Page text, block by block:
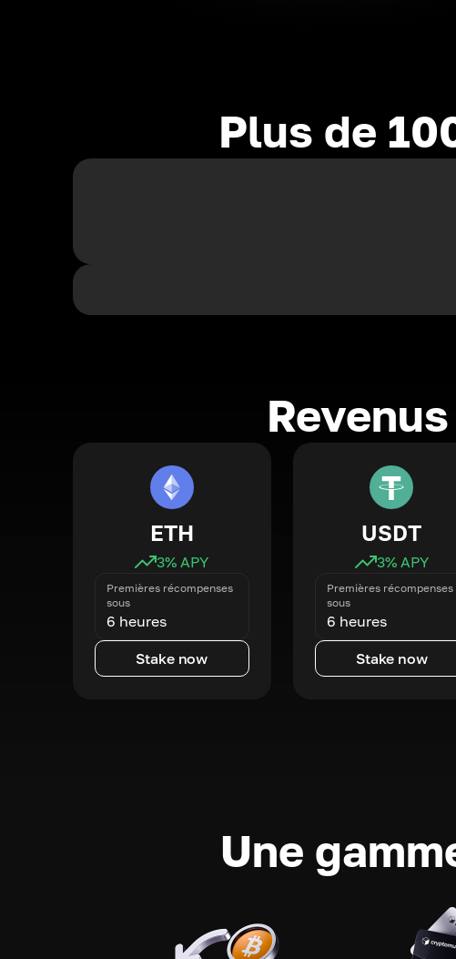
Plus de
ETH
3% APY
Premières récompenses
sous
6 heures
Stake now
USDT
3% APY
Premières récompenses
sous
6 heures
Stake now
Une